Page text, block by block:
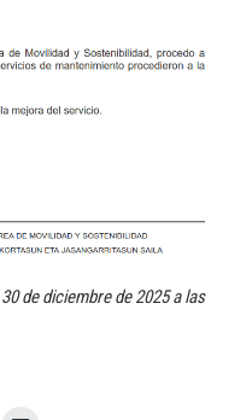
de diciembre de 2025 a las